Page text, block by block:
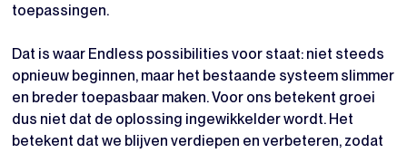
toepassingen.
Dat is waar Endless possibilities voor staat: niet steeds
opnieuw beginnen, maar het bestaande systeem slimmer
en breder toepasbaar maken. Voor ons betekent groei
dus niet dat de oplossing ingewikkelder wordt. Het
betekent dat we blijven verdiepen en verbeteren, zodat